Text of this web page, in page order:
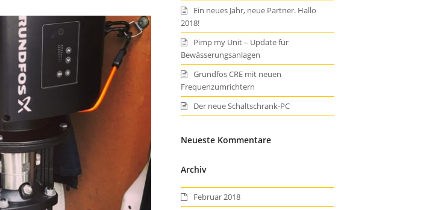
Ein neues Jahr, neue Partner. Hallo
2018!
Pimp my Unit – Update für
Bewässerungsanlagen
Grundfos CRE mit neuen
Frequenzumrichtern
Der neue Schaltschrank-PC
Neueste Kommentare
Archiv
Februar 2018